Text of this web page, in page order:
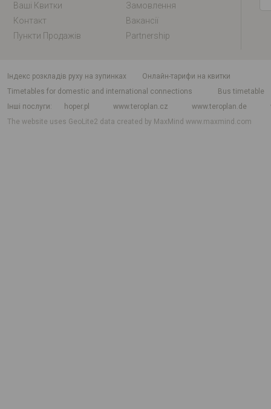
Ваші Квитки
Замовлення
Контакт
Вакансії
Пункти Продажів
Partnership
індекс розкладів руху на зупинках
Онлайн-тарифи на квитки
Timetables for domestic and international connections
Bus timetable
Інші послуги
hoper.pl www.teroplan.cz www.teroplan.de
The website uses GeoLite2 data created by MaxMindwww.maxmind.com